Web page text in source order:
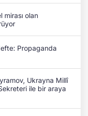
mirası olan
Propaganda
Ukrayna Millî
ile bir araya